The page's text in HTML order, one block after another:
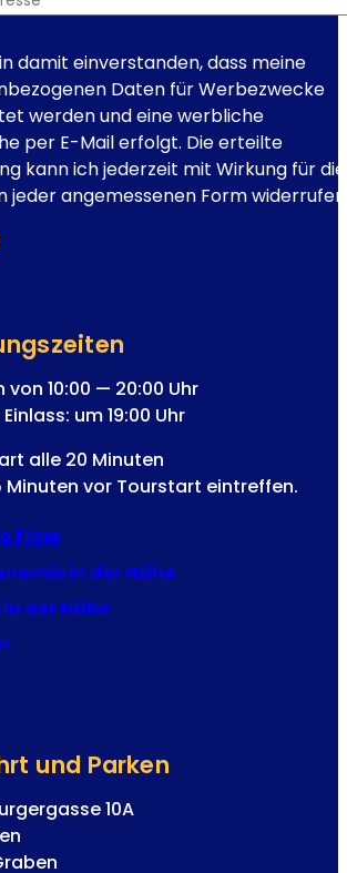
Z
n
e
b
e
T
a
v
e
V
i
n
n
damit einverstanden, dass meine
Daten für Werbezwecke
werden und eine werbliche
per E-Mail erfolgt. Die erteilte
kann ich jederzeit mit Wirkung für die
jeder angemessenen Form
von 10:00 — 20:00 Uhr
um 19:00 Uhr
alle 20 Minuten
Minuten vor Tourstart eintreffen.
Flyer
in der Nähe
der Nähe
und Parken
10A